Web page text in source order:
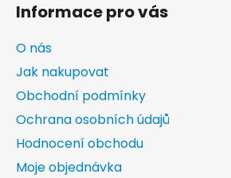
Informace pro vás
O nás
Jak nakupovat
Obchodní podmínky
Ochrana osobních údajů
Hodnocení obchodu
Moje objednávka